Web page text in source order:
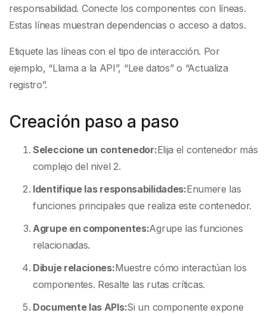
responsabilidad. Conecte los componentes con líneas.
Estas líneas muestran dependencias o acceso a datos.
Etiquete las líneas con el tipo de interacción. Por
ejemplo, “Llama a la API”, “Lee datos” o “Actualiza
registro”.
Creación paso a paso
Seleccione un contenedor:Elija el contenedor más
complejo del nivel 2.
Identifique las responsabilidades:Enumere las
funciones principales que realiza este contenedor.
Agrupe en componentes:Agrupe las funciones
relacionadas.
Dibuje relaciones:Muestre cómo interactúan los
componentes. Resalte las rutas críticas.
Documente las APIs:Si un componente expone